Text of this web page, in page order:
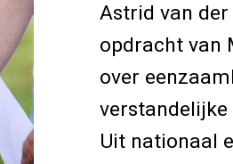
Astrid van
opdracht van
over
Uit nationaal